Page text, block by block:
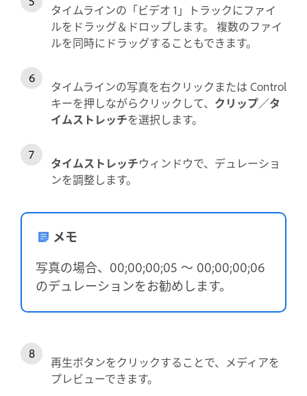
タイムラインの「ビデオ 1」トラックにファイ
ルをドラッグ＆ドロップします。 複数のファイ
ルを同時にドラッグすることもできます。
タイムラインの写真を右クリックまたは Control
キーを押しながらクリックして、 クリップ／タ
イムストレッチを選択します。
タイムストレッチウィンドウで、デュレーショ
ンを調整します。
メモ
写真の場合、00;00;00;05 ～ 00;00;00;06
のデュレーションをお勧めします。
再生ボタンをクリックすることで、メディアを
プレビューできます。